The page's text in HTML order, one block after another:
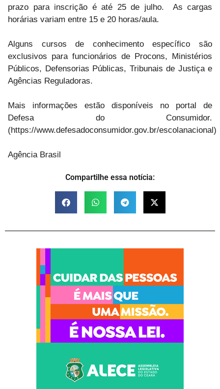
prazo para inscrição é até 25 de julho. As cargas
horárias variam entre 15 e 20 horas/aula.
Alguns cursos de conhecimento específico são
exclusivos para funcionários de Procons, Ministérios
Públicos, Defensorias Públicas, Tribunais de Justiça e
Agências Reguladoras.
Mais informações estão disponíveis no portal de
Defesa do Consumidor.
(https://www.defesadoconsumidor.gov.br/escolanacional)
Agência Brasil
Compartilhe essa notícia: